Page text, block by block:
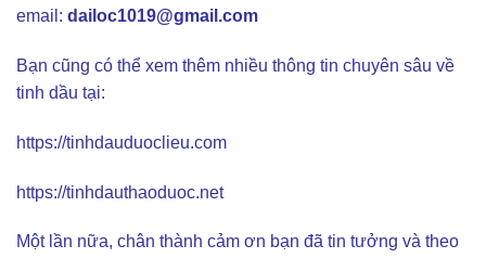
email: dailoc1019@gmail.com
Bạn cũng có thể xem thêm nhiều thông tin chuyên sâu về
tinh dầu tại:
https://tinhdauduoclieu.com
https://tinhdauthaoduoc.net
Một lần nữa, chân thành cảm ơn bạn đã tin tưởng và theo